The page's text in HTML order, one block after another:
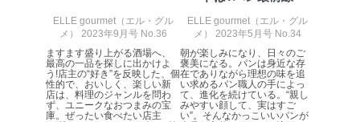
ELLE gourmet（エル・グル
メ） 2023年9月号 No.36
ますます盛り上がる酒場へ、
最高の一品を探しに出かけよ
う!店主の“好き”を反映した、個
性的で、おいしく、楽しい新
店は、料理のジャンルを問わ
ず、ユニークなおつまみの宝
庫。ぜったい食べたい店主
ELLE gourmet（エル・グル
メ） 2023年5月号 No.34
朝が楽しみになり、日々のご
褒美になる。パンは身近な存
在でありながら理想の味を追
い求めるパン職人の手によっ
て、進化を続けている。“親し
みやすい顔して、実はすご
い”。そんなかっこいいパンが